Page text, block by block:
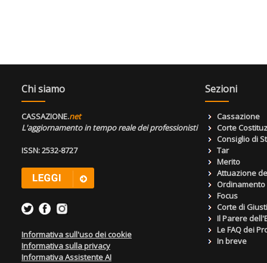
Chi siamo
CASSAZIONE.net
L'aggiornamento in tempo reale dei professionisti
ISSN: 2532-8727
Informativa sull'uso dei cookie
Informativa sulla privacy
Informativa Assistente AI
Sezioni
Cassazione
Corte
Consiglio di
Tar
Merito
Attuazione
Focus
Corte di
Il Parere
Le FAQ dei
In breve